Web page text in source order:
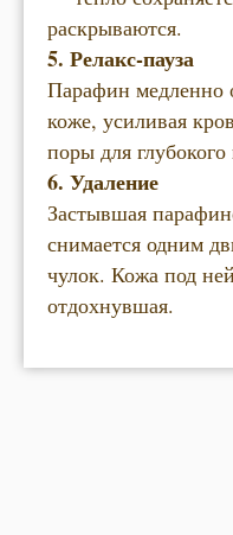
раскрываются.
5. Релакс-пауза
Парафин медленно
коже, усиливая
поры для
6. Удаление
Застывшая
снимается одним
чулок. Кожа под
отдохнувшая.